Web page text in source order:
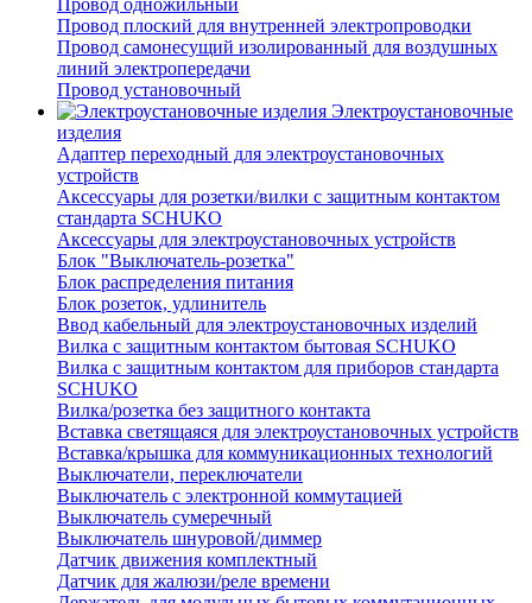
Провод одножильный
Провод плоский для внутренней электропроводки
Провод самонесущий изолированный для воздушных
линий электропередачи
Провод установочный
Электроустановочные
изделия
Адаптер переходный для электроустановочных
устройств
Аксессуары для розетки/вилки с защитным контактом
стандарта SCHUKO
Аксессуары для электроустановочных устройств
Блок "Выключатель-розетка"
Блок распределения питания
Блок розеток, удлинитель
Ввод кабельный для электроустановочных изделий
Вилка с защитным контактом бытовая SCHUKO
Вилка с защитным контактом для приборов стандарта
SCHUKO
Вилка/розетка без защитного контакта
Вставка светящаяся для электроустановочных устройств
Вставка/крышка для коммуникационных технологий
Выключатели, переключатели
Выключатель с электронной коммутацией
Выключатель сумеречный
Выключатель шнуровой/диммер
Датчик движения комплектный
Датчик для жалюзи/реле времени